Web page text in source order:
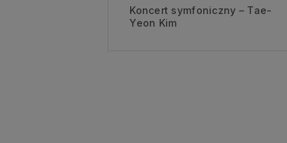
Koncert symfoniczny – Tae-
Yeon Kim